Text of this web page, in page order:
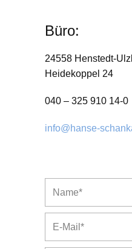
Büro:
24558 Henstedt-
Heidekoppel 24
040 – 325 910 14-0
info@hanse-